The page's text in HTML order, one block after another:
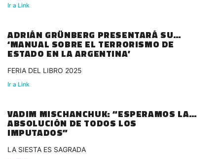
Ir a Link
ADRIÁN GRÜNBERG PRESENTARÁ SU
‘MANUAL SOBRE EL TERRORISMO DE
ESTADO EN LA ARGENTINA’
FERIA DEL LIBRO 2025
Ir a Link
VADIM MISCHANCHUK: “ESPERAMOS LA
ABSOLUCIÓN DE TODOS LOS
IMPUTADOS”
LA SIESTA ES SAGRADA